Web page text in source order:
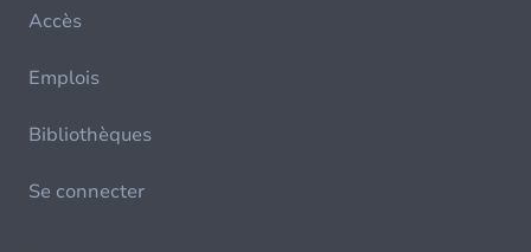
Accès
Emplois
Bibliothèques
Se connecter